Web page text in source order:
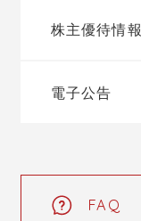
株主優待情報
電子公告
FAQ